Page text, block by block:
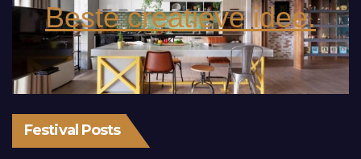
Beste creatieve idee.
Festival Posts